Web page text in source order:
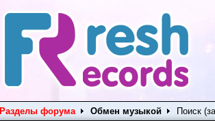
Разделы форума Обмен музыкой Поиск